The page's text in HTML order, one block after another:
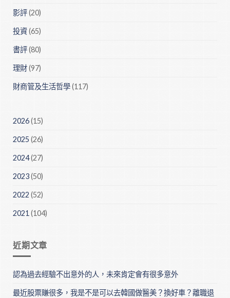
影評(20)
投資(65)
書評(80)
理財(97)
財商管及生活哲學(117)
2026(15)
2025 (26)
2024(27)
2023(50)
2022 (52)
2021 (104)
近期文章
認為過去經驗不出意外的人，未來肯定會有很多意外
最近股票賺很多，我是不是可以去韓國做醫美？換好車？離職退